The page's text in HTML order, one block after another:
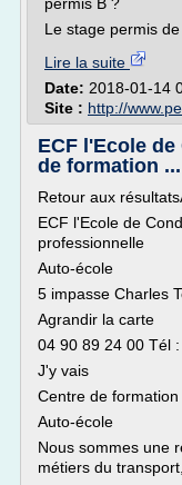
Le stage permis de
Lire la suite
Date: 2018-01-14
Site : http://
ECF l'Ecole
de formation ...
Retour aux
ECF l'Ecole de
professionnelle
Auto-école
5 impasse Charles
Agrandir la carte
04 90 89 24 00 Tél
J'y vais
Centre de
Auto-école
Nous sommes une
métiers du transport,